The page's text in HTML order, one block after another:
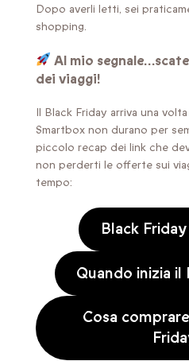
Dopo averli letti, sei
shopping.
Al mio
dei viaggi!
Il Black Friday arriva una
Smartbox non durano per
piccolo recap dei link che
non perderti le offerte sui
tempo:
Black
Quando inizia il
Cosa